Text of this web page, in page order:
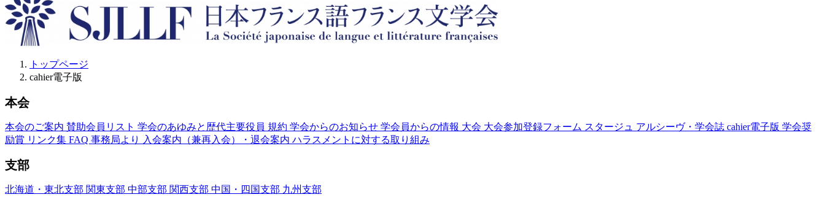
トップページ
cahier電子版
本会
本会のご案内 賛助会員リスト 学会のあゆみと歴代主要役員 規約 学会からのお知らせ 学会員からの情報 大会 大会参加登録フォーム スタージュ アルシーヴ・学会誌 cahier電子版 学会奨
励賞 リンク集 FAQ 事務局より 入会案内（兼再入会）・退会案内 ハラスメントに対する取り組み
支部
北海道・東北支部 関東支部 中部支部 関西支部 中国・四国支部 九州支部